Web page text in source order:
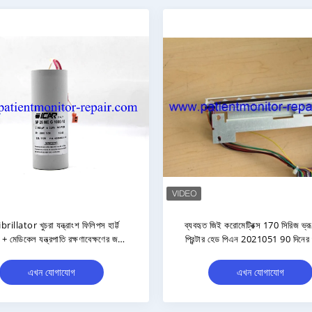
আসল M4735A ডিফিব্রিলেটর প্যাডেল,
ওয়ারেন্টি সহ এবং স্টকে ১০ জোড়া
এখন যোগাযোগ
আসল মেডিকেল পার্টস M3535A /
পোর্টেবল ডিফিব্রিলার ব্যাটারি
এখন যোগাযোগ